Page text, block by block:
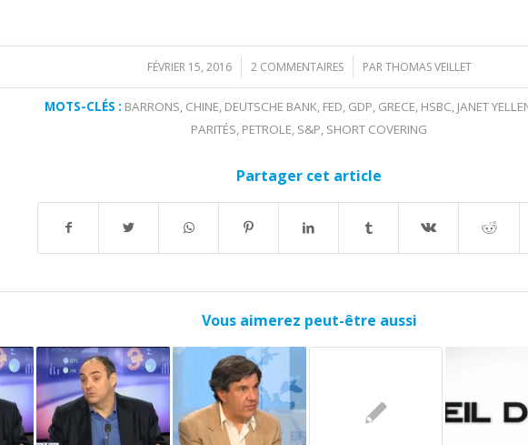
FÉVRIER 15, 2016
/ 2 COMMENTAIRES
/ PARTHOMAS VEILLET
MOTS-CLÉS : BARRONS, CHINE, DEUTSCHE BANK, FED, GDP, GRECE, HSBC, JANET
PARITÉS, PETROLE, S&P, SHORT COVERING
Partager cet article
Vous aimerez peut-être aussi